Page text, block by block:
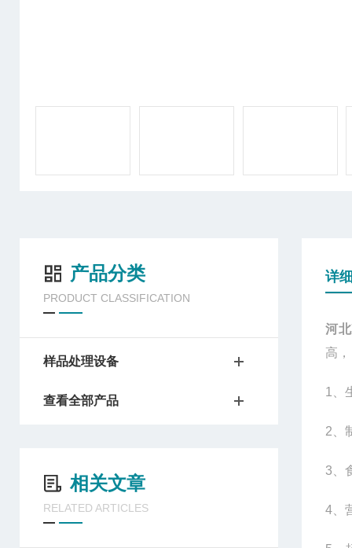
产品分类
PRODUCT CLASSIFICATION
样品处理设备
查看全部产品
相关文章
RELATED ARTICLES
详
河
高
1
2
3
4